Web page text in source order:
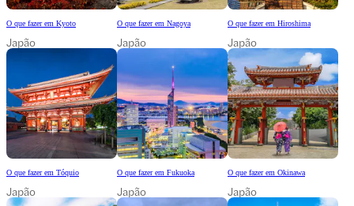
O que fazer em Kyoto
Japão
O que fazer em Nagoya
Japão
O que fazer em Hiroshima
Japão
O que fazer em Tóquio
Japão
O que fazer em Fukuoka
Japão
O que fazer em Okinawa
Japão